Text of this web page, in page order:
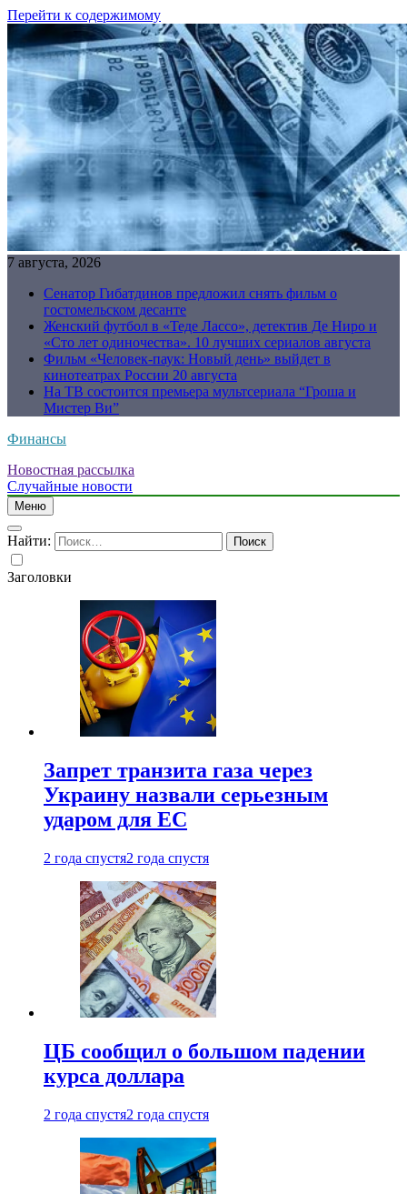
Перейти к содержимому
7 августа, 2026
Сенатор Гибатдинов предложил снять фильм о
гостомельском десанте
Женский футбол в «Теде Лассо», детектив Де Ниро и
«Сто лет одиночества». 10 лучших сериалов августа
Фильм «Человек-паук: Новый день» выйдет в
кинотеатрах России 20 августа
На ТВ состоится премьера мультсериала “Гроша и
Мистер Ви”
Финансы
Новостная рассылка
Случайные новости
Меню
Найти:
Заголовки
Запрет транзита газа через
Украину назвали серьезным
ударом для ЕС
2 года спустя2 года спустя
ЦБ сообщил о большом падении
курса доллара
2 года спустя2 года спустя